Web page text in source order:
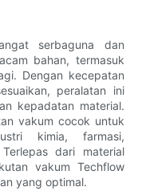
serbaguna dan
bahan, termasuk
Dengan kecepatan
peralatan ini
kepadatan material.
vakum cocok untuk
kimia, farmasi,
dari material
vakum Techflow
yang optimal.